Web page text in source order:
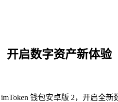
开启数字资产新体验
钱包安卓版 2，开启全